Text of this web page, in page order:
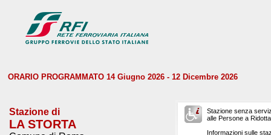
ORARIO PROGRAMMATO 14 Giugno 2026 - 12 Dicembre 2026
Stazione di
LA STORTA
Stazione senza
alle Persone a
Informazioni sulle